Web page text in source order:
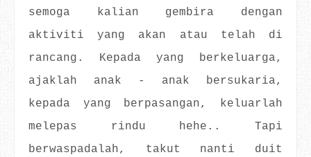
semoga kalian gembira dengan
aktiviti yang akan atau telah di
rancang. Kepada yang berkeluarga,
ajaklah anak - anak bersukaria,
kepada yang berpasangan, keluarlah
melepas rindu hehe.. Tapi
berwaspadalah, takut nanti duit